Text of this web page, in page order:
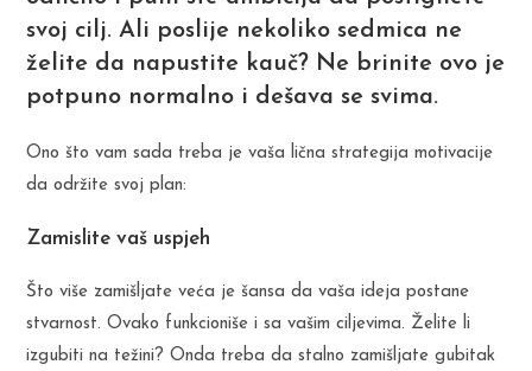
svoj cilj. Ali poslije nekoliko sedmica ne
želite da napustite kauč? Ne brinite ovo je
potpuno normalno i dešava se svima.
Ono što vam sada treba je vaša lična strategija motivacije
da održite svoj plan:
Zamislite vaš uspjeh
Što više zamišljate veća je šansa da vaša ideja postane
stvarnost. Ovako funkcioniše i sa vašim ciljevima. Želite li
izgubiti na težini? Onda treba da stalno zamišljate gubitak